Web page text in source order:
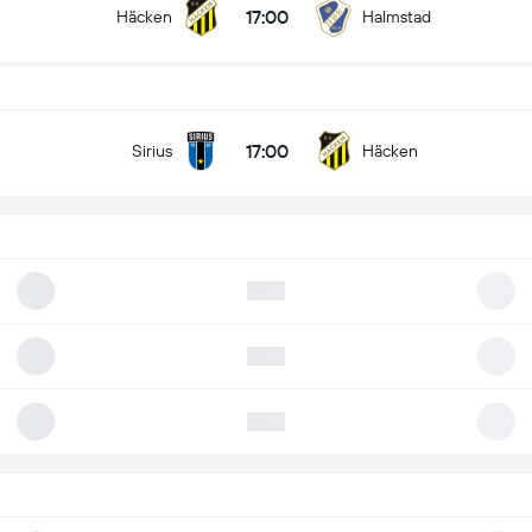
Häcken 17:00 Halmstad
Sirius 17:00 Häcken